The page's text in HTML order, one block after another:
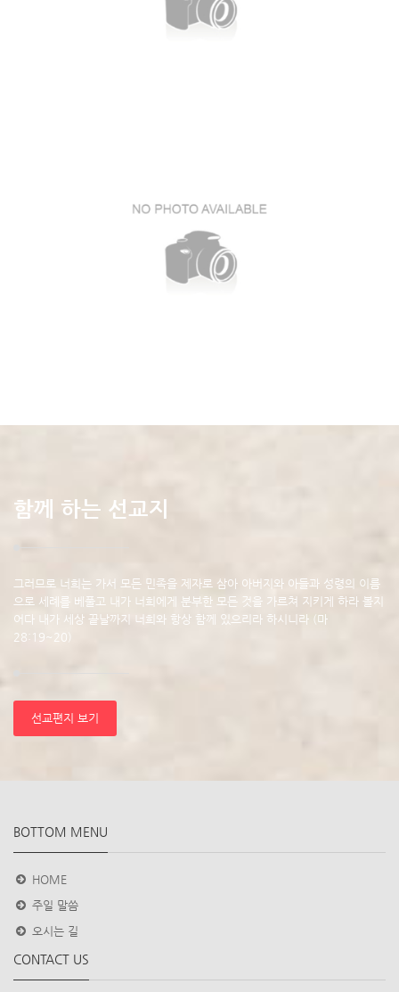
함께 하는 선교지
그러므로 너희는 가서 모든 민족을 제자로 삼아 아버지와 아들과 성령의 이름
으로 세례를 베풀고 내가 너희에게 분부한 모든 것을 가르쳐 지키게 하라 볼지
어다 내가 세상 끝날까지 너희와 항상 함께 있으리라 하시니라 (마
28:19~20)
선교편지 보기
BOTTOM MENU
HOME
주일 말씀
오시는 길
CONTACT US